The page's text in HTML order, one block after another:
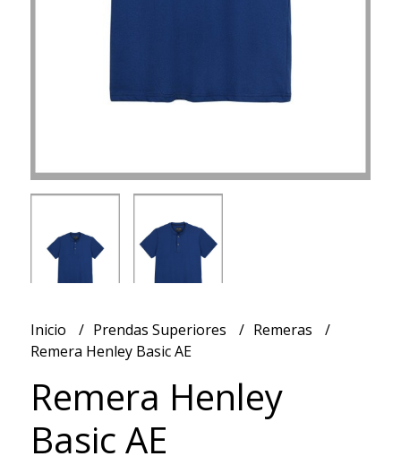
Inicio Prendas Superiores
Remeras
Remera Henley Basic AE
Remera Henley
Basic AE